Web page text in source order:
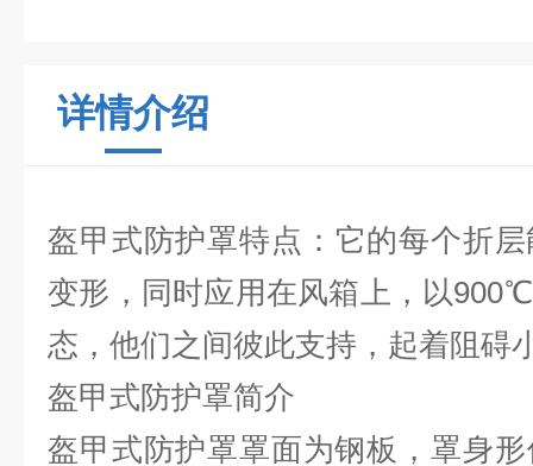
详情介绍
盔甲式防护罩特点：它的每个折
变形，同时应用在风箱上，以
态，他们之间彼此支持，起着阻碍
盔甲式防护罩简介
盔甲式防护罩罩面为钢板，罩身